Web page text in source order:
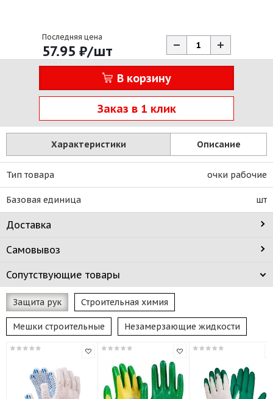
Последняя цена
57.95 ₽/шт
В корзину
Заказ в 1 клик
Характеристики Описание
Тип товара очки рабочие
Базовая единица шт
Доставка
Самовывоз
Сопутствующие товары
Защита рук Строительная химия
Мешки строительные Незамерзающие жидкости